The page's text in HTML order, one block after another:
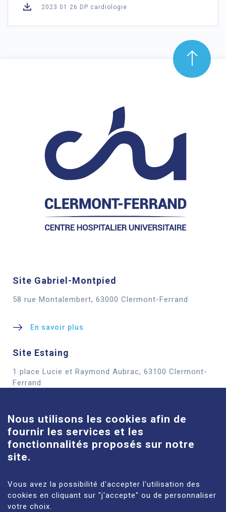
2023 01 26 DP cardiologie
Site Gabriel-Montpied
58 rue Montalembert, 63000 Clermont-Ferrand
En savoir plus
Site Estaing
1 place Lucie et Raymond Aubrac, 63100 Clermont-
Ferrand
Site Louise-Michel
61 route de Châteaugay, 63118 Cébazat
En savoir plus
Nous utilisons les cookies afin de
fournir les services et les
fonctionnalités proposés sur notre
site.
Vous avez la possibilité d'accepter l'utilisation des
cookies en cliquant sur "j'accepte" ou de personnaliser
votre choix.